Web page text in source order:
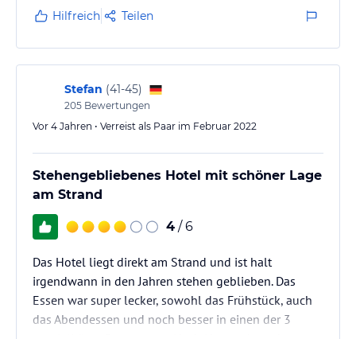
ist im All Inclusive Resort jedenfalls sehr gut
Ja, die Zimmer sind dürftig eingerichtet und die
Sauberkeit ist nicht nach “deutschem”Standard, aber
mal ehrlich: Wie oft, außer zum Schlafen und
Duschen, ist man auf dem…
Hilfreich Teilen
Stefan (41-45)
205 Bewertungen
Vor 4 Jahren • Verreist als Paar im Februar 2022
Stehengebliebenes Hotel mit schöner Lage
am Strand
4 / 6
Das Hotel liegt direkt am Strand und ist halt
irgendwann in den Jahren stehen geblieben. Das
Essen war super lecker, sowohl das Frühstück, auch
das Abendessen und noch besser in einen der 3